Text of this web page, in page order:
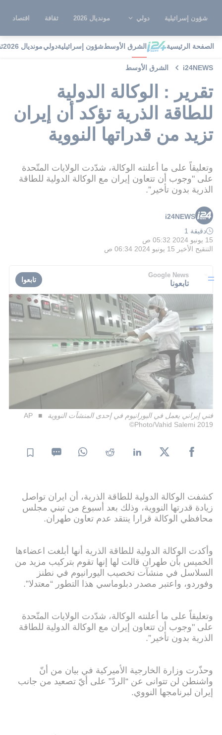
شؤون إسرائيلية دولي مونديال 2026 ثقافة اقتصاد
الصفحة الرئيسية الشرق الأوسطشؤون إسرائيليةدوليمونديال 2026
i24NEWS الشرق الأوسط
تقرير : الوكالة الدولية
للطاقة الذرية تؤكد أن إيران
تزيد من قدراتها النووية
وتعليقاً على ما أعلنته الوكالة، شدّدت الولايات المتّحدة
على "وجوب أن تتعاون إيران مع الوكالة الدولية للطاقة
الذرية بدون تأخير”.
i24NEWS
دقيقة 1
15 يونيو 2024 05:32 ص
التنقيح الأخير 15 يونيو 2024 06:34 ص
Google News
تابعونا تابعوا
فني إيراني يعمل في اليورانيوم في إحدى المنشآت النووية
AP
Photo/Vahid Salemi 2019©
كشفت الوكالة الدولية للطاقة الذرية، أن ايران تواصل
زيادة قدرتها النووية، وذلك بعد أسبوع من تبني مجلس
محافظي الوكالة قرارا ينتقد عدم تعاون طهران.
وأكدت الوكالة الدولية للطاقة الذرية أنها أبلغت اعضاءها
الخميس بأن طهران قالت لها إنها تقوم بتركيب مزيد من
السلاسل في منشآت تخصيب اليورانيوم في نطنز
وفوردو، واعتبر مصدر دبلوماسي هذا التطور “معتدلا”.
وتعليقاً على ما أعلنته الوكالة، شدّدت الولايات المتّحدة
على "وجوب أن تتعاون إيران مع الوكالة الدولية للطاقة
الذرية بدون تأخير”.
وحذّرت وزارة الخارجية الأميركية في بيان من أنّ
واشنطن لن تتوانى عن “الردّ” على أيّ تصعيد من جانب
إيران لبرنامجها النووي.